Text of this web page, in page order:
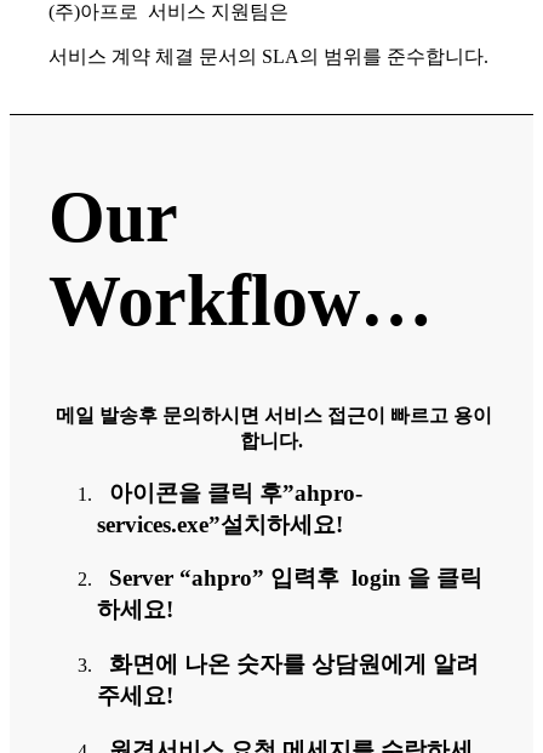
(주)아프로 서비스 지원팀은
서비스 계약 체결 문서의 SLA의 범위를 준수합니다.
Our
Workflow…
메일 발송후 문의하시면 서비스 접근이 빠르고 용이
합니다.
아이콘을 클릭 후”ahpro-
services.exe”설치하세요!
Server “ahpro” 입력후 login 을 클릭
하세요!
화면에 나온 숫자를 상담원에게 알려
주세요!